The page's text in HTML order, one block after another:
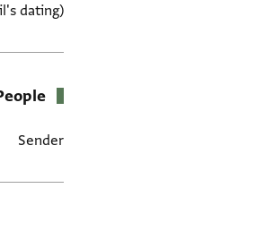
dating).
Sender